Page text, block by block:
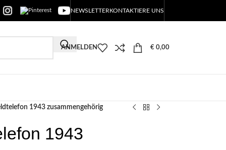
NEWSLETTERKONTAKTIERE UNS
ANMELDEN € 0,00
1943 zusammengehörig
1943